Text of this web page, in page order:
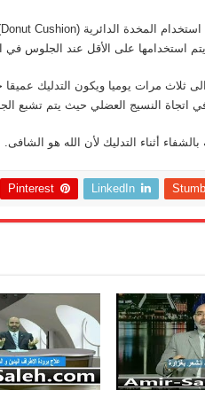
ثلاث مرات يوميا ويكون التدليك
اتجاة النسيج العضلي حيث يتم تشبع
أثناء التدليك لأن الله هو الشافى.
LinkedIn
Pinterest